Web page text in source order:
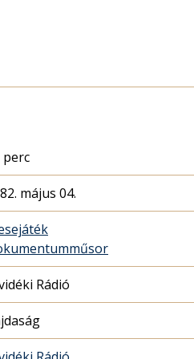
perc
május 04.
Rádió